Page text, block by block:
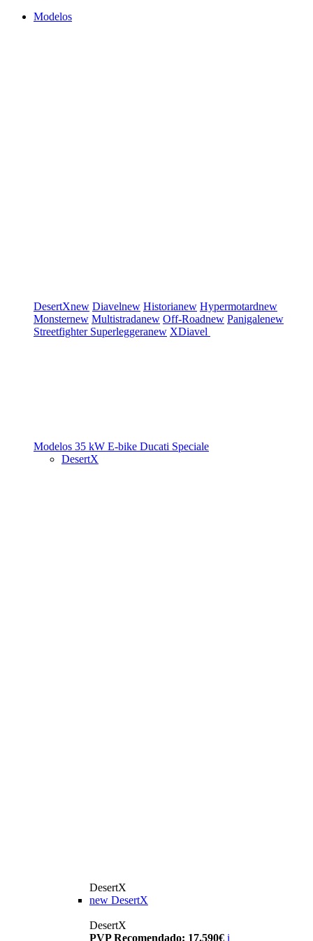
Modelos
DesertXnew Diavelnew Historianew Hypermotardnew
Monsternew Multistradanew Off-Roadnew Panigalenew
Streetfighter Superleggeranew XDiavel
Modelos 35 kW E-bike Ducati Speciale
DesertX
DesertX
new DesertX
DesertX
PVP Recomendado: 17.590€ i